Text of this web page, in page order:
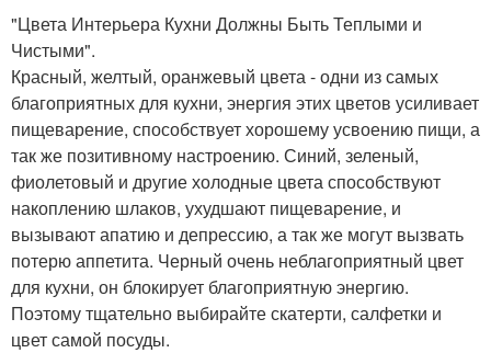
"Цвета Интерьера Кухни Должны Быть Теплыми и
Чистыми".
Красный, желтый, оранжевый цвета - одни из самых
благоприятных для кухни, энергия этих цветов усиливает
пищеварение, способствует хорошему усвоению пищи, а
так же позитивному настроению. Синий, зеленый,
фиолетовый и другие холодные цвета способствуют
накоплению шлаков, ухудшают пищеварение, и
вызывают апатию и депрессию, а так же могут вызвать
потерю аппетита. Черный очень неблагоприятный цвет
для кухни, он блокирует благоприятную энергию.
Поэтому тщательно выбирайте скатерти, салфетки и
цвет самой посуды.